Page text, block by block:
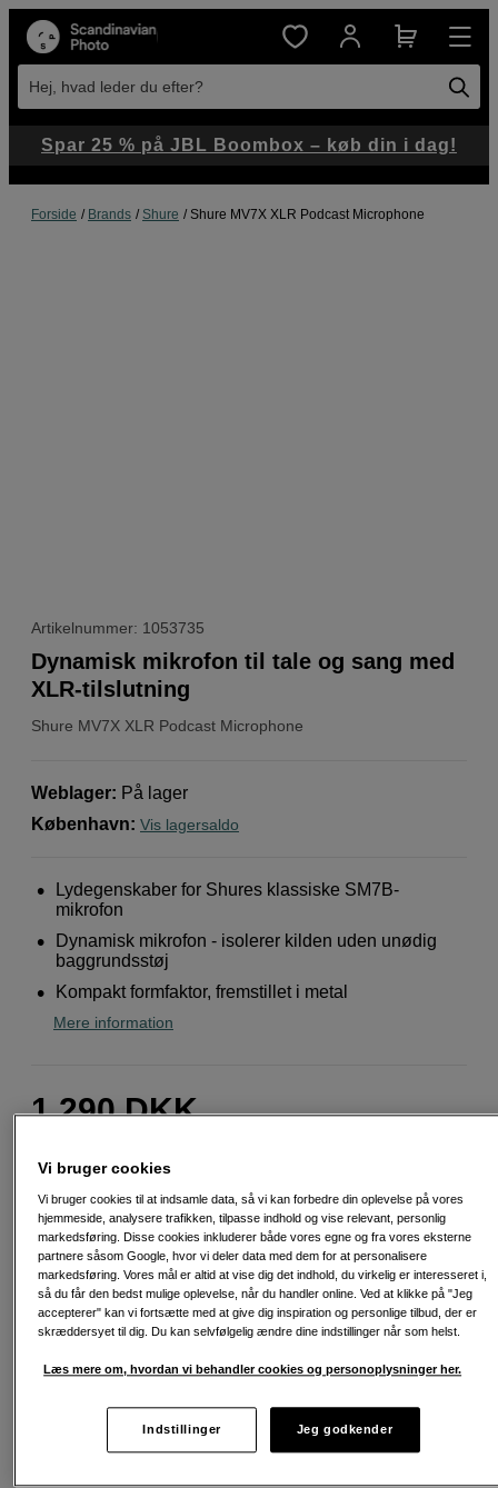
Hej, hvad leder du efter?
Forside Brands Shure Shure MV7X XLR Podcast Microphone
Artikelnummer: 1053735
Shure MV7X XLR Podcast Microphone
Dynamisk mikrofon til tale og sang med
XLR-tilslutning
Weblager: På lager
København: Vis lagersaldo
Lydegenskaber for Shures klassiske SM7B-
mikrofon
Dynamisk mikrofon - isolerer kilden uden unødig
baggrundsstøj
Kompakt formfaktor, fremstillet i metal
Mere information
1.290 DKK
Fri fragt ved køb over 500 kr.
Spar 25 % på JBL Boombox – køb din i dag!
Vi bruger cookies
Vi bruger cookies til at indsamle data, så vi kan forbedre din oplevelse på vores
hjemmeside, analysere trafikken, tilpasse indhold og vise relevant, personlig
markedsføring. Disse cookies inkluderer både vores egne og fra vores eksterne
partnere såsom Google, hvor vi deler data med dem for at personalisere
markedsføring. Vores mål er altid at vise dig det indhold, du virkelig er interesseret i,
så du får den bedst mulige oplevelse, når du handler online. Ved at klikke på "Jeg
accepterer" kan vi fortsætte med at give dig inspiration og personlige tilbud, der er
skræddersyet til dig. Du kan selvfølgelig ændre dine indstillinger når som helst.
Læs mere om, hvordan vi behandler cookies og personoplysninger her.
Indstillinger Jeg godkender